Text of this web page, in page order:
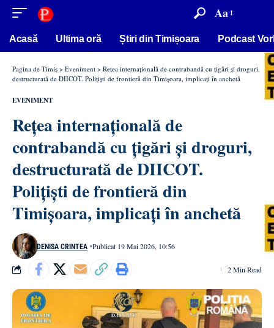
conținut Aa
Acasă Ultima oră Știri din Timișoara Podcast
Pagina de Timiș > Eveniment > Rețea internațională de contrabandă cu țigări și droguri,
destructurată de DIICOT. Polițiști de frontieră din Timișoara, implicați în anchetă
EVENIMENT
Rețea internațională de
contrabandă cu țigări și droguri,
destructurată de DIICOT.
Polițiști de frontieră din
Timișoara, implicați în anchetă
DENISA CRINTEA Publicat 19 Mai 2026, 10:56
2 Min Read